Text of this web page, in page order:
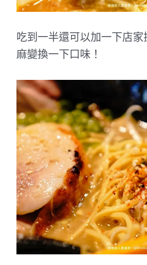
吃到一半還可以加一下店
麻變換一下口味！